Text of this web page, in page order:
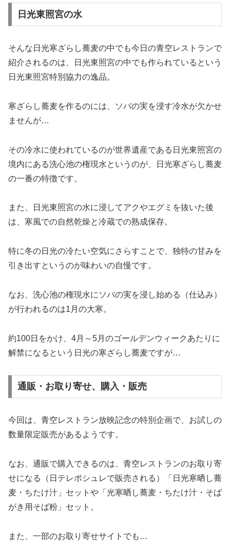
日光東照宮の水
そんな日光寒ざらし蕎麦の中でも今日の青空レストランで
紹介されるのは、日光東照宮の中でも作られているという
日光東照宮特別協力の逸品。
寒ざらし蕎麦を作るのには、ソバの実を浸す冷水が欠かせ
ませんが…
その冷水に使われているのが世界遺産である日光東照宮の
境内にある洗心池の権現水というのが、日光寒ざらし蕎麦
の一番の特徴です。
また、日光東照宮の水に浸してアクやエグミを抜いた後
は、寒風での自然乾燥と冷蔵での熟成保存。
特に冬の日光の冷たい空気にさらすことで、独特の甘みを
引き出すというのが味わいの自慢です。
なお、洗心池の権現水にソバの実を浸し始める（仕込み）
が行われるのは1月の大寒。
約100日をかけ、4月～5月のゴールデンウィークあたりに
解禁になるという日光の寒ざらし蕎麦ですが…
通販・お取り寄せ、購入・販売
今回は、青空レストラン放映記念の特別企画で、お試しの
数量限定販売があるようです。
なお、通販で購入できるのは、青空レストランのお取り寄
せになる（日テレポシュレで販売される）「日光寒晒し蕎
麦・ちたけ汁」セットや「光寒晒し蕎麦・ちたけ汁・そば
がき用そば粉」セット。
また、一部のお取り寄せサイトでも…